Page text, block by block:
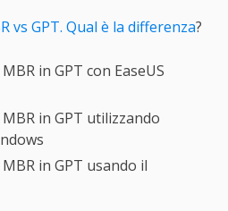
vs GPT. Qual è la differenza?
in GPT con EaseUS
in GPT utilizzando
in GPT usando il